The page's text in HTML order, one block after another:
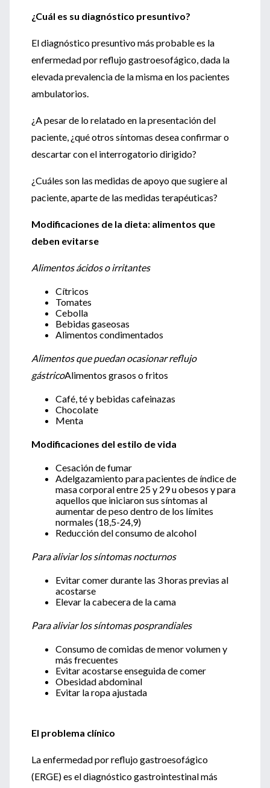
¿Cuál es su diagnóstico presuntivo?
El diagnóstico presuntivo más probable es la
enfermedad por reflujo gastroesofágico, dada la
elevada prevalencia de la misma en los pacientes
ambulatorios.
¿A pesar de lo relatado en la presentación del
paciente, ¿qué otros síntomas desea confirmar o
descartar con el interrogatorio dirigido?
¿Cuáles son las medidas de apoyo que sugiere al
paciente, aparte de las medidas terapéuticas?
Modificaciones de la dieta: alimentos que
deben evitarse
Alimentos ácidos o irritantes
Cítricos
Tomates
Cebolla
Bebidas gaseosas
Alimentos condimentados
Alimentos que puedan ocasionar reflujo
gástricoAlimentos grasos o fritos
Café, té y bebidas cafeinazas
Chocolate
Menta
Modificaciones del estilo de vida
Cesación de fumar
Adelgazamiento para pacientes de índice de
masa corporal entre 25 y 29 u obesos y para
aquellos que iniciaron sus síntomas al
aumentar de peso dentro de los límites
normales (18,5-24,9)
Reducción del consumo de alcohol
Para aliviar los síntomas nocturnos
Evitar comer durante las 3 horas previas al
acostarse
Elevar la cabecera de la cama
Para aliviar los síntomas posprandiales
Consumo de comidas de menor volumen y
más frecuentes
Evitar acostarse enseguida de comer
Obesidad abdominal
Evitar la ropa ajustada
El problema clínico
La enfermedad por reflujo gastroesofágico
(ERGE) es el diagnóstico gastrointestinal más